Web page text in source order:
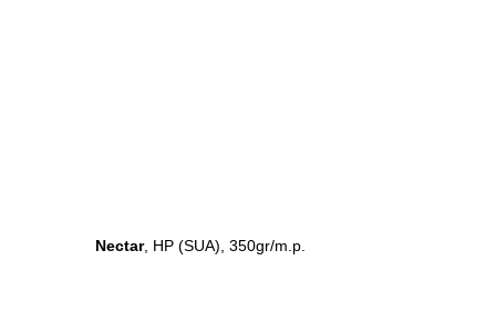
Nectar, HP (SUA), 350gr/m.p.